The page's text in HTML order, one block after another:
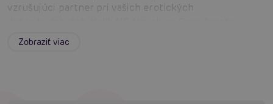
vzrušujúci partner pri vašich erotických
Medium je vyrobený z prvotriedneho
Zobraziť viac